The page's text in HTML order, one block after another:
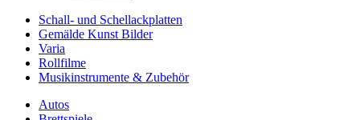
Schall- und Schellackplatten
Gemälde Kunst Bilder
Varia
Rollfilme
Musikinstrumente & Zubehör
Autos